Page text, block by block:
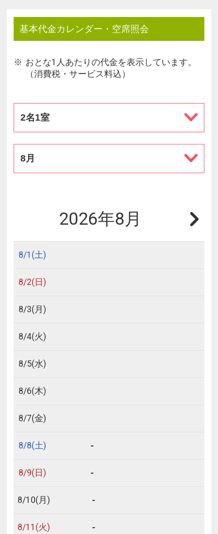
基本代金カレンダー・空席照会
おとな1人あたりの代金を表示しています。
（消費税・サービス料込）
2名1室
8月
2026年8月
8/1 (土)
8/2(日)
8/3(月)
8/4(火)
8/5(水)
8/6(木)
8/7(金)
8/8(土) -
8/9(日) -
8/10(月) -
8/11 (火) -